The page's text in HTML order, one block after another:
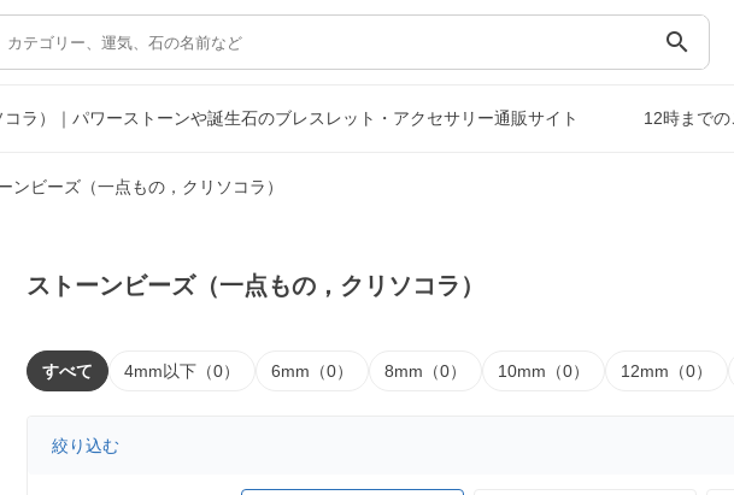
search
ラ）｜パワーストーンや誕生石のブレスレット・アクセサリー通販サイト 12時まで
ンビーズ（一点もの，クリソコラ）
ストーンビーズ（一点もの，クリソコラ）
すべて 4mm以下（0） 6mm（0） 8mm（0） 10mm（0） 12mm（0）
絞り込む